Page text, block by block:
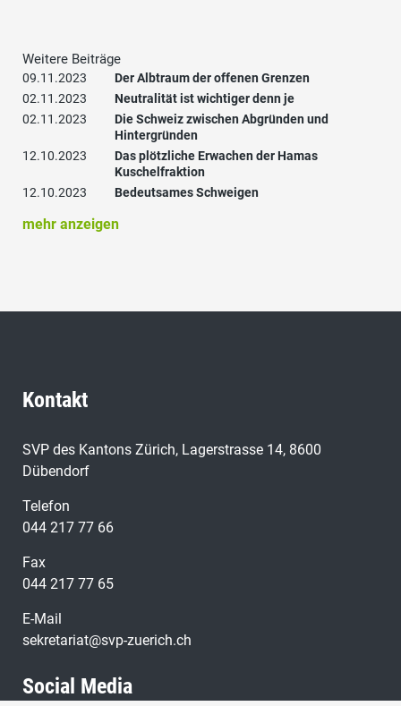
Weitere Beiträge
09.11.2023
Der Albtraum der offenen Grenzen
02.11.2023
Neutralität ist wichtiger denn je
02.11.2023
Die Schweiz zwischen Abgründen und
Hintergründen
12.10.2023
Das plötzliche Erwachen der Hamas
Kuschelfraktion
12.10.2023
Bedeutsames Schweigen
mehr anzeigen
Kontakt
SVP des Kantons Zürich, Lagerstrasse 14, 8600
Dübendorf
Telefon
044 217 77 66
Fax
044 217 77 65
E-Mail
sekretariat@svp-zuerich.ch
Social Media